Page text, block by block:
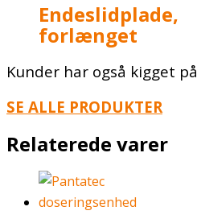
Endeslidplade,
forlænget
Kunder har også kigget på
SE ALLE PRODUKTER
Relaterede varer